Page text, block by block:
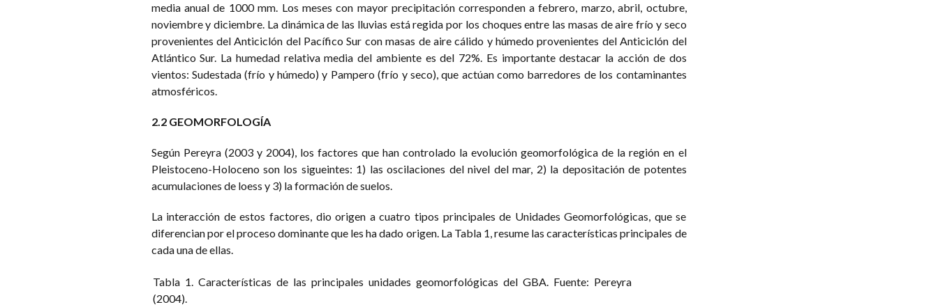
media anual de 1000 mm. Los meses con mayor precipitación corresponden a febrero, marzo, abril, octubre,
noviembre y diciembre. La dinámica de las lluvias está regida por los choques entre las masas de aire frío y seco
provenientes del Anticiclón del Pacífico Sur con masas de aire cálido y húmedo provenientes del Anticiclón del
Atlántico Sur. La humedad relativa media del ambiente es del 72%. Es importante destacar la acción de dos
vientos: Sudestada (frío y húmedo) y Pampero (frío y seco), que actúan como barredores de los contaminantes
atmosféricos.
2.2 GEOMORFOLOGÍA
Según Pereyra (2003 y 2004), los factores que han controlado la evolución geomorfológica de la región en el
Pleistoceno-Holoceno son los sigueintes: 1) las oscilaciones del nivel del mar, 2) la depositación de potentes
acumulaciones de loess y 3) la formación de suelos.
La interacción de estos factores, dio origen a cuatro tipos principales de Unidades Geomorfológicas, que se
diferencian por el proceso dominante que les ha dado origen. La Tabla 1, resume las características principales de
cada una de ellas.
Tabla 1. Características de las principales unidades geomorfológicas del GBA. Fuente: Pereyra
(2004).